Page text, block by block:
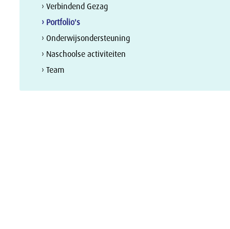
› Verbindend Gezag
› Portfolio's
› Onderwijsondersteuning
› Naschoolse activiteiten
› Team